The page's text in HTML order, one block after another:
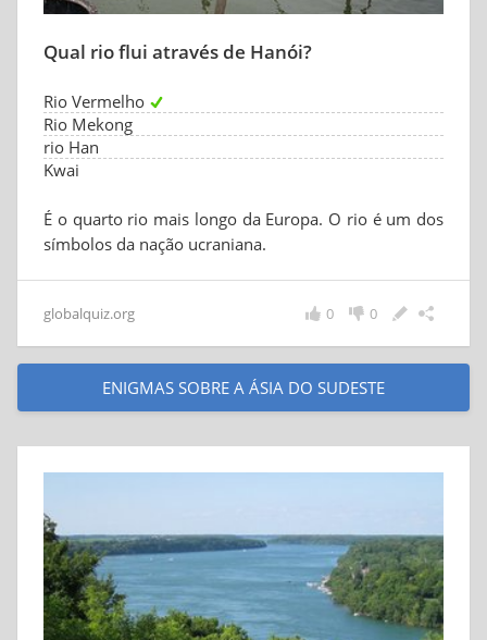
Qual rio flui através de Hanói?
Rio Vermelho
Rio Mekong
rio Han
Kwai
É o quarto rio mais longo da Europa. O rio é um dos
símbolos da nação ucraniana.
globalquiz.org 0
0
ENIGMAS SOBRE A ÁSIA DO SUDESTE